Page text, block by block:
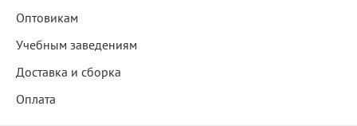
Оптовикам
Учебным заведениям
Доставка и сборка
Оплата